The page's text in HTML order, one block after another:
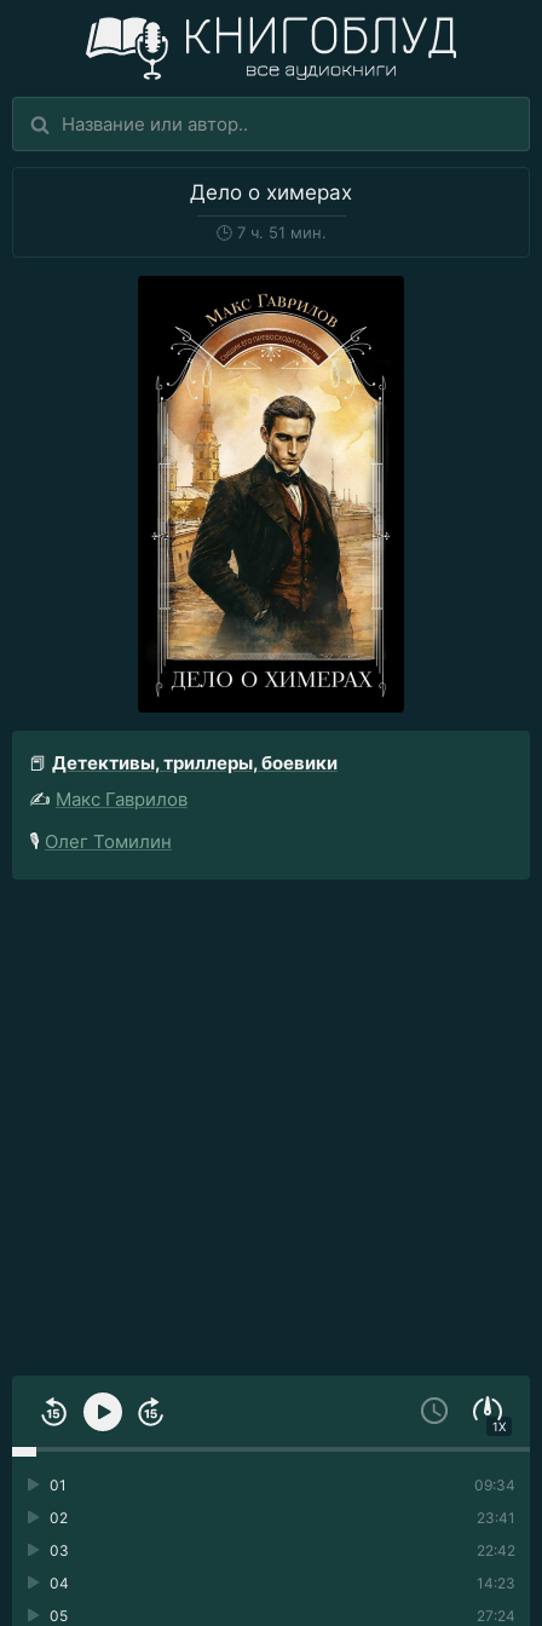
Дело о химерах
🕒7 ч. 51 мин.
📕 Детективы, триллеры, боевики
✍️ Макс Гаврилов
🎙️ Олег Томилин
1X
09:34
01
23:41
02
22:42
03
14:23
04
27:24
05